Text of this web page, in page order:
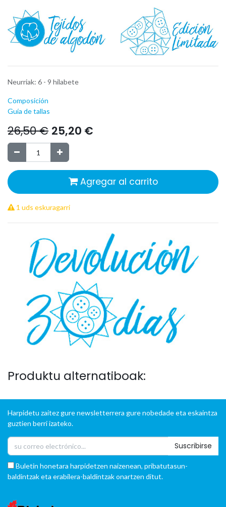
Neurriak: 6 - 9 hilabete
Composición
Guía de tallas
26,50€ 25,20 €
Agregar al carrito
1 uds eskuragarri
Produktu alternatiboak:
Harpidetu zaitez gure newsletterrera gure nobedade eta eskaintza
guztien berri izateko.
Suscribirse
Buletin honetara harpidetzen naizenean, pribatutasun-
baldintzak eta erabilera-baldintzak onartzen ditut.